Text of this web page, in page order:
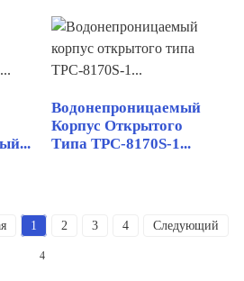
Водонепроницаемый
Корпус Открытого
Типа TPC-8170S-1...
1 2 3 4 Следующий
4